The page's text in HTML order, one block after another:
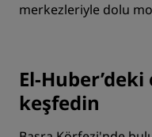
merkezleriyle dolu
El-
keşfedin